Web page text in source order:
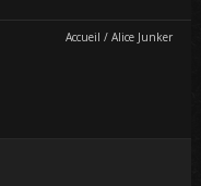
Accueil / Alice Junker